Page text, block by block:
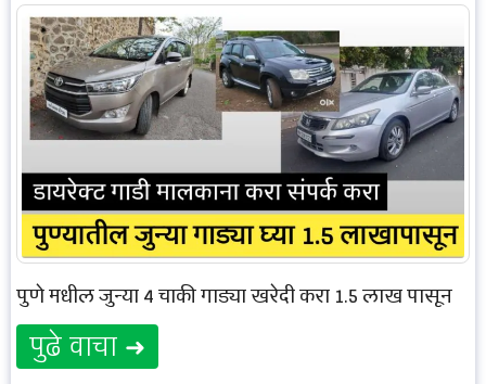
पुणे मधील जुन्या 4 चाकी गाड्या खरेदी करा 1.5 लाख पासून
पुढे वाचा ➜